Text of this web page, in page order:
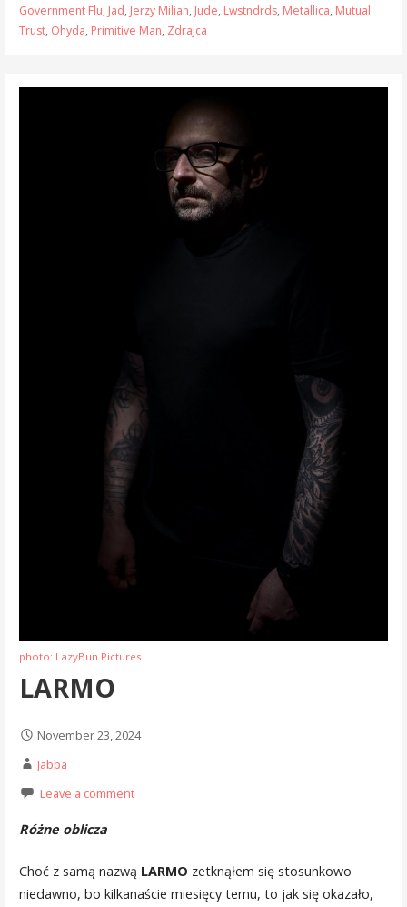
Government Flu, Jad, Jerzy Milian, Jude, Lwstndrds, Metallica, Mutual
Trust, Ohyda, Primitive Man, Zdrajca
photo: LazyBun Pictures
LARMO
November 23, 2024
Jabba
Leave a comment
Różne oblicza
Choć z samą nazwą LARMO zetknąłem się stosunkowo
niedawno, bo kilkanaście miesięcy temu, to jak się okazało,